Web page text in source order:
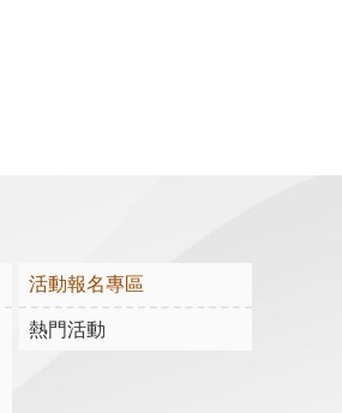
活動報名專區
熱門活動